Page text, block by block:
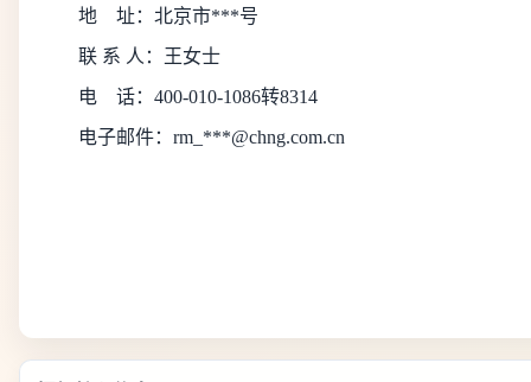
地
址：北京市***号
联 系 人：王女士
电
话：400-010-1086转8314
电子邮件：rm_***@chng.com.cn